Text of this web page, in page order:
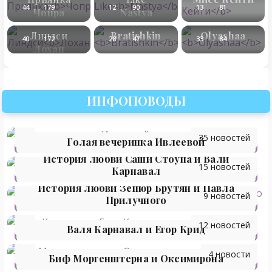
ИНФОПОВОДЫ
Голая вечеринка Ивлеевой35 новостей
История любви Саши Стоуна и Вали
Карнавал
15 новостей
История любви Зепюр Брутян и Павла
Прилучного
9 новостей
Валя Карнавал и Егор Крид12 новостей
Биф Моргенштерна и Оксимирона4 новости
Чопра
44 179
Nastya
12 90 13 81
Линдси
Лохан
40 172 Bratishkin
28 47 Olyashaa
33 84